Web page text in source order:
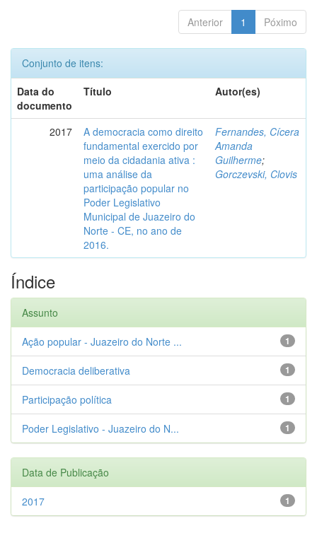
Anterior 1 Póximo
Conjunto de itens:
Data do
documento
Título Autor(es)
2017
A democracia como direito
fundamental exercido por
meio da cidadania ativa :
uma análise da
participação popular no
Poder Legislativo
Municipal de Juazeiro do
Norte - CE, no ano de
2016.
Fernandes, Cícera
Amanda
Guilherme;
Gorczevski, Clovis
Índice
Assunto
1
Ação popular - Juazeiro do Norte ...
1
Democracia deliberativa
1
Participação política
1
Poder Legislativo - Juazeiro do N...
Data de Publicação
1
2017